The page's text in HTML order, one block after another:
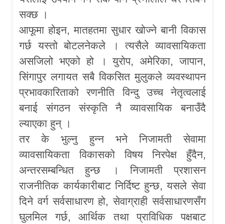
सक्छ ।
आफूमा होइन, मातहतमा सुधार खोज्ने बानी विकास
गर्छ यस्तो बोटलनेकले । त्यसैले व्यावसायिकता
असजिलो भएको हो । युरोप, अमेरिका, जापान,
सिंगापुर लगायत सबै विकसित मुलुकले व्यवस्थापन
प्रभावकारिताको रणनीति विन्दु उच्च नेतृत्वलाई
बनाई संगठन संस्कृति नै व्यावसायिक बनाउँदै
ल्याएका हुन् ।
तर के भुल्नु हुन्न भने निजामती सेवामा
व्यावसायिकता विकासको विषय निरपेक्ष हुँदैन,
अन्तरसम्बन्धित हुन्छ । निजामती प्रशासन
राजनीतिक कार्यकारीबाट निर्दिष्ट हुन्छ, यसले सेवा
दिने वर्ग सर्वसाधारण हो, सेवाग्राही सर्वसाधारणसँग
घुलमिल गर्छ, आर्थिक तथा प्राविधिक पक्षबाट